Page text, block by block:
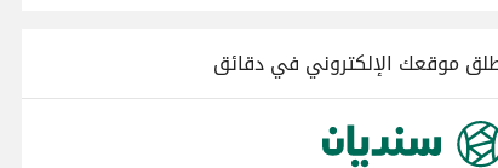
موقعك الإلكتروني في دقائق